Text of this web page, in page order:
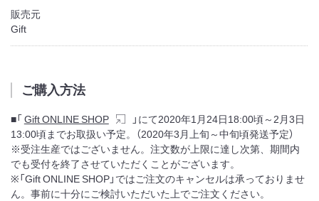
販売元
Gift
ご購入方法
■「Gift ONLINE SHOP
」にて2020年1月24日18:00頃～2月3日
13:00頃までお取扱い予定。（2020年3月上旬～中旬頃発送予定）
※受注生産ではございません。注文数が上限に達し次第、期間内
でも受付を終了させていただくことがございます。
※「Gift ONLINE SHOP」ではご注文のキャンセルは承っておりませ
ん。事前に十分にご検討いただいた上でご注文ください。